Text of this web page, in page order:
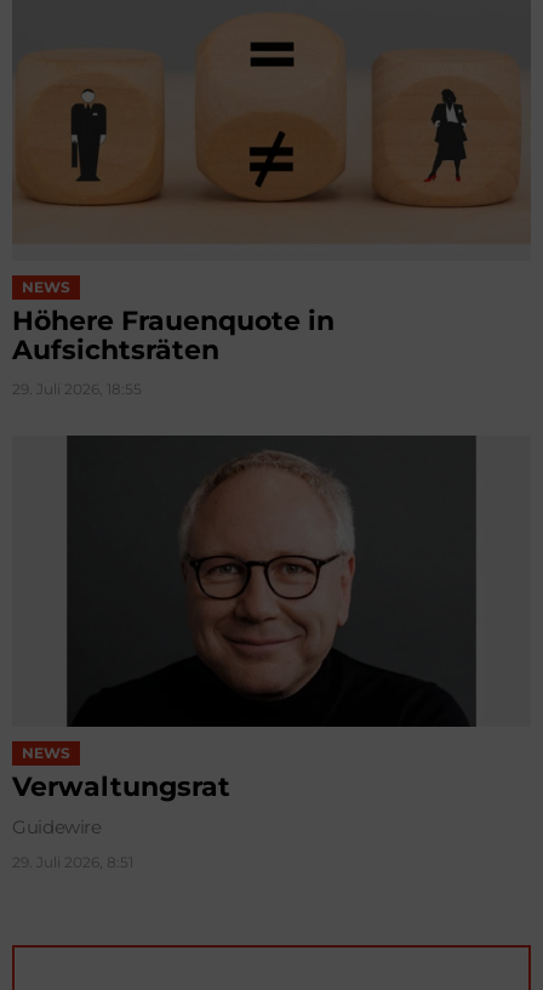
NEWS
Höhere Frauenquote in
Aufsichtsräten
29. Juli 2026, 18:55
NEWS
Verwaltungsrat
Guidewire
29. Juli 2026, 8:51